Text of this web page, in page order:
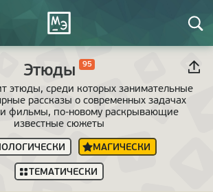
Этюды 95
этюды, среди которых занимательные
рассказы о современных задачах
фильмы, по-новому раскрывающие
известные сюжеты
МАГИЧЕСКИ
ТЕМАТИЧЕСКИ